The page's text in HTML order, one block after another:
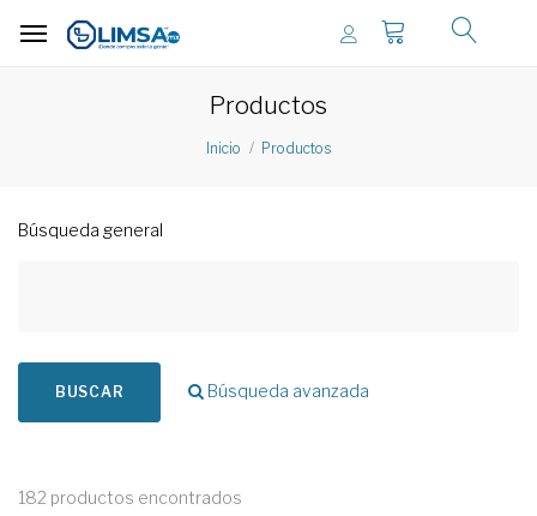
Productos
Inicio Productos
Búsqueda general
BUSCAR Búsqueda avanzada
182 productos encontrados